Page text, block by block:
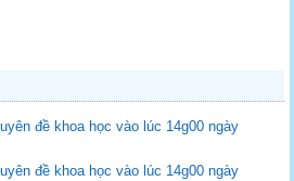
đề khoa học vào lúc 14g00 ngày
đề khoa học vào lúc 14g00 ngày